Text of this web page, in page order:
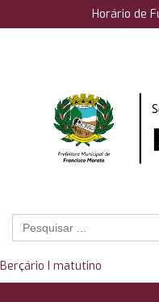
Horário de
Berçário I matutino